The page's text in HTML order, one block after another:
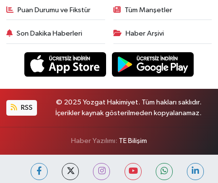
Puan Durumu ve Fikstür Tüm Manşetler
Son Dakika Haberleri Haber Arşivi
RSS
© 2025 Yozgat Hakimiyet. Tüm hakları saklıdır.
İçerikler kaynak gösterilmeden kopyalanamaz.
Haber Yazılımı: TE Bilişim